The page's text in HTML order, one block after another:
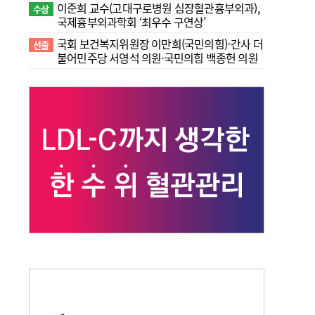
수상
이준희 교수(고대구로병원 심장혈관흉부외과),
국제흉부외과학회 ‘최우수 구연상’
선출 국회 보건복지위원장 이만희(국민의힘)-간사 더
불어민주당 서영석 의원·국민의힘 백종헌 의원